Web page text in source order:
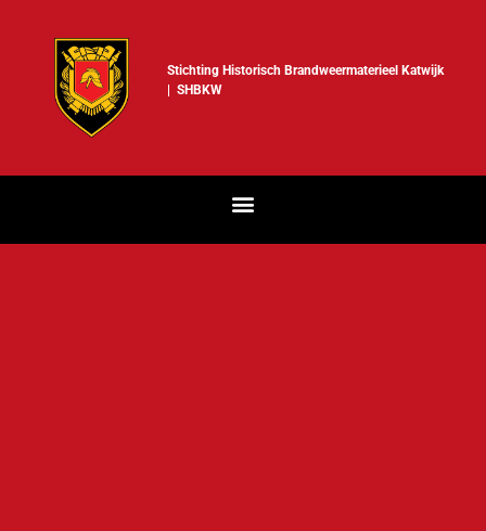
Stichting Historisch Brandweermaterieel Katwijk
| SHBKW